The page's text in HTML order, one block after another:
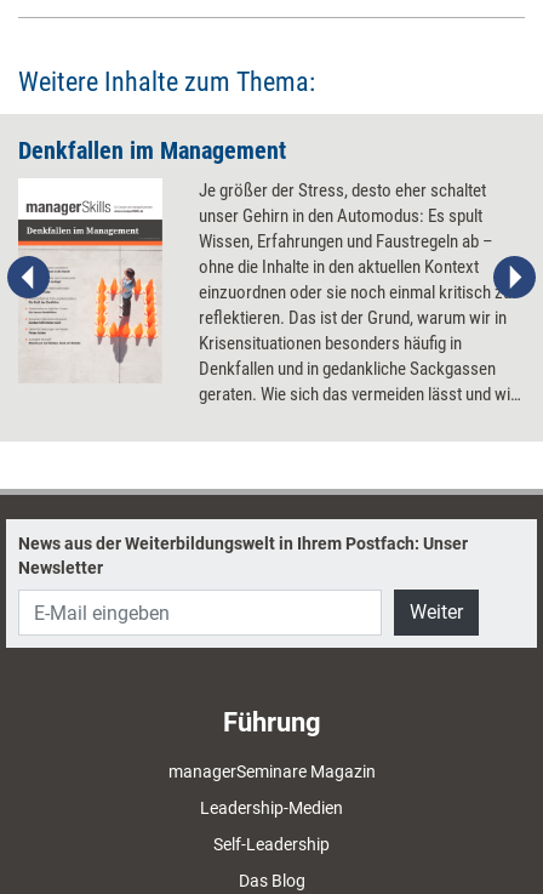
Weitere Inhalte zum Thema:
Denkfallen im Management
Je größer der Stress, desto eher schaltet
unser Gehirn in den Automodus: Es spult
Wissen, Erfahrungen und Faustregeln ab –
ohne die Inhalte in den aktuellen Kontext
einzuordnen oder sie noch einmal kritisch zu
reflektieren. Das ist der Grund, warum wir in
Krisensituationen besonders häufig in
Denkfallen und in gedankliche Sackgassen
geraten. Wie sich das vermeiden lässt und wie
werden kann.
News aus der Weiterbildungswelt in Ihrem Postfach: Unser
Newsletter
Weiter
Führung
managerSeminare Magazin
Leadership-Medien
Self-Leadership
Das Blog